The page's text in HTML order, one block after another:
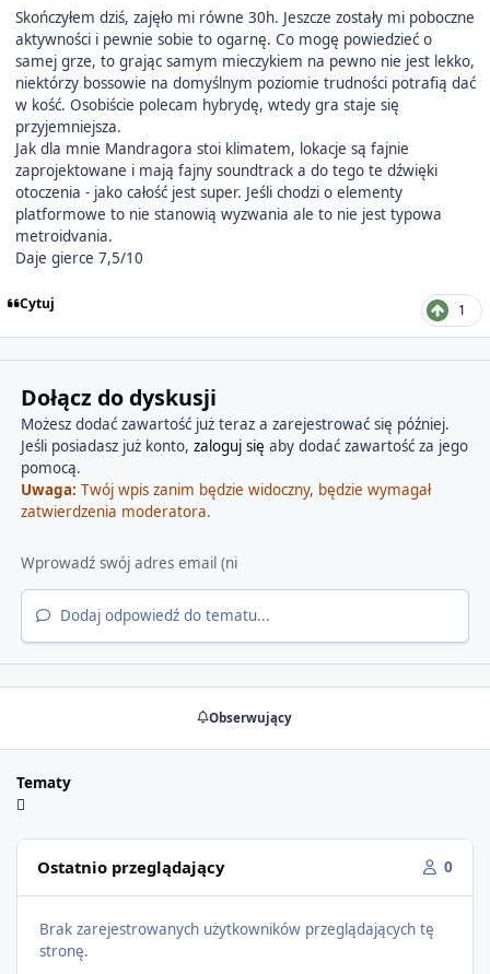
Skończyłem dziś, zajęło mi równe 30h. Jeszcze zostały mi poboczne
aktywności i pewnie sobie to ogarnę. Co mogę powiedzieć o
samej grze, to grając samym mieczykiem na pewno nie jest lekko,
niektórzy bossowie na domyślnym poziomie trudności potrafią dać
w kość. Osobiście polecam hybrydę, wtedy gra staje się
przyjemniejsza.
Jak dla mnie Mandragora stoi klimatem, lokacje są fajnie
zaprojektowane i mają fajny soundtrack a do tego te dźwięki
otoczenia - jako całość jest super. Jeśli chodzi o elementy
platformowe to nie stanowią wyzwania ale to nie jest typowa
metroidvania.
Daje gierce 7,5/10
Cytuj 1
Dołącz do dyskusji
Możesz dodać zawartość już teraz a zarejestrować się później.
Jeśli posiadasz już konto, zaloguj się aby dodać zawartość za jego
pomocą.
Uwaga: Twój wpis zanim będzie widoczny, będzie wymagał
zatwierdzenia moderatora.
Dodaj odpowiedź do tematu...
Obserwujący
Tematy
Ostatnio przeglądający 0
Brak zarejestrowanych użytkowników przeglądających tę
stronę.